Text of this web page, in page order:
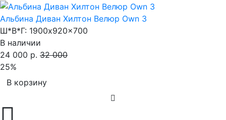
Альбина Диван Хилтон Велюр Own 3
Ш*В*Г: 1900x920x700
В наличии
24 000 р. 32 000
25%
В корзину